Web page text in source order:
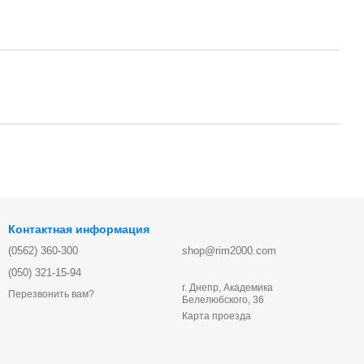
Контактная информация
(0562) 360-300
(050) 321-15-94
Перезвонить вам?
shop@rim2000.com
г. Днепр, Академика
Белелюбского, 36
Карта проезда